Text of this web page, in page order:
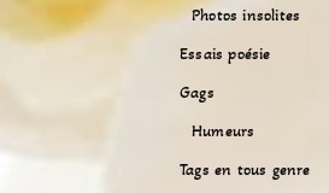
Photos insolites
Essais poésie
Gags
Humeurs
Tags en tous genre